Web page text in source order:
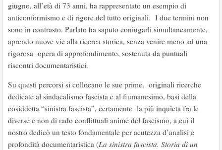
giugno, all’età di 73 anni, ha rappresentato un esempio di
anticonformismo e di rigore del tutto originali. I due termini non
sono in contrasto. Parlato ha saputo coniugarli simultaneamente,
aprendo nuove vie alla ricerca storica, senza venire meno ad una
rigorosa opera di approfondimento, sostenuta da puntuali
riscontri documentaristici.
Su questi percorsi si collocano le sue prime, originali ricerche
dedicate al sindacalismo fascista e al fiumanesimo, basi della
cosiddetta “sinistra fascista”, certamente la più inquieta fra le
diverse e non di rado conflittuali anime del fascismo, a cui il
nostro dedicò un testo fondamentale per acutezza d’analisi e
profondità documentaristica (La sinistra fascista. Storia di un